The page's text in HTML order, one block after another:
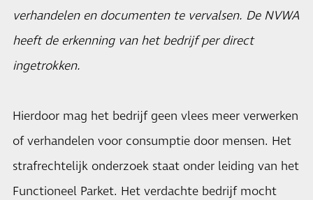
verhandelen en documenten te vervalsen. De NVWA
heeft de erkenning van het bedrijf per direct
ingetrokken.
Hierdoor mag het bedrijf geen vlees meer verwerken
of verhandelen voor consumptie door mensen. Het
strafrechtelijk onderzoek staat onder leiding van het
Functioneel Parket. Het verdachte bedrijf mocht